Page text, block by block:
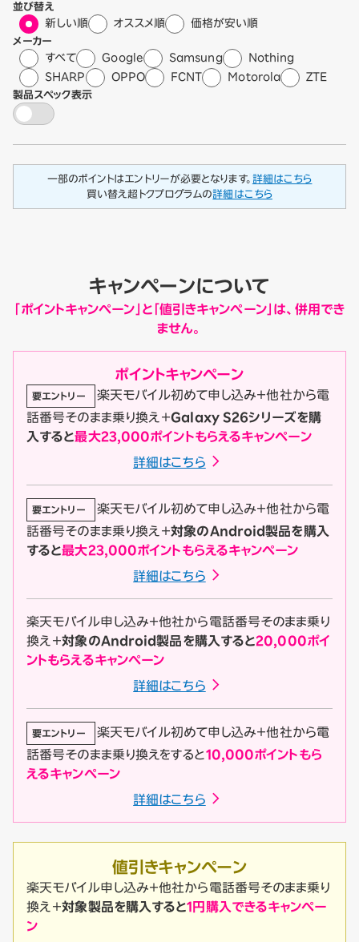
並び替え
新しい順 オススメ順 価格が安い順
メーカー
すべて Google Samsung
Nothing
SHARP
OPPO FCNT Motorola ZTE
製品スペック表示
一部のポイントはエントリーが必要となります。 詳細はこちら
買い替え超トクプログラムの詳細はこちら
キャンペーンについて
「ポイントキャンペーン」と「値引きキャンペーン」は、併用でき
ません。
ポイントキャンペーン
要エントリー
楽天モバイル初めて申し込み＋他社から電
話番号そのまま乗り換え＋Galaxy S26シリーズを購
入すると最大23,000ポイントもらえるキャンペーン
詳細はこちら
要エントリー
楽天モバイル初めて申し込み＋他社から電
話番号そのまま乗り換え＋対象のAndroid製品を購入
すると最大23,000ポイントもらえるキャンペーン
詳細はこちら
楽天モバイル申し込み＋他社から電話番号そのまま乗り
換え＋対象のAndroid製品を購入すると20,000ポイ
ントもらえるキャンペーン
詳細はこちら
要エントリー
楽天モバイル初めて申し込み＋他社から電
話番号そのまま乗り換えをすると10,000ポイントもら
えるキャンペーン
詳細はこちら
値引きキャンペーン
楽天モバイル申し込み＋他社から電話番号そのまま乗り
換え＋対象製品を購入すると1円購入できるキャンペー
ン